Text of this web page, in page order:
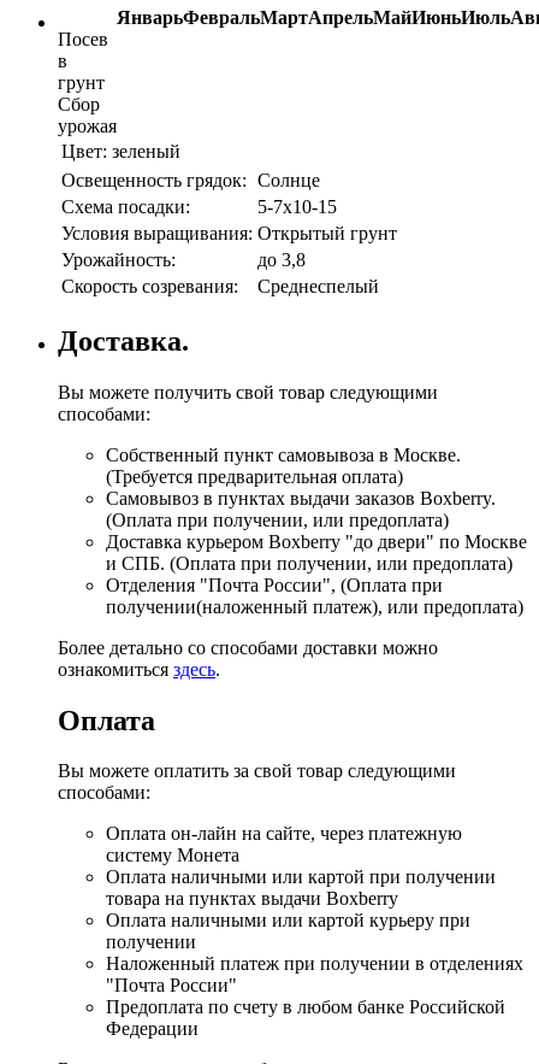
ЯнварьФевральМартАпрельМайИюньИюль
Посев
в
грунт
Сбор
урожая
Цвет: зеленый
Освещенность грядок: Солнце
Схема посадки:
5-7x10-15
Условия выращивания: Открытый грунт
Урожайность:
до 3,8
Скорость созревания:
Среднеспелый
Доставка.
Вы можете получить свой товар следующими
способами:
Собственный пункт самовывоза в Москве.
(Требуется предварительная оплата)
Самовывоз в пунктах выдачи заказов Boxberry.
(Оплата при получении, или предоплата)
Доставка курьером Boxberry "до двери" по Москве
и СПБ. (Оплата при получении, или предоплата)
Отделения "Почта России", (Оплата при
получении(наложенный платеж), или предоплата)
Более детально со способами доставки можно
ознакомиться здесь.
Оплата
Вы можете оплатить за свой товар следующими
способами:
Оплата он-лайн на сайте, через платежную
систему Монета
Оплата наличными или картой при получении
товара на пунктах выдачи Boxberry
Оплата наличными или картой курьеру при
получении
Наложенный платеж при получении в отделениях
"Почта России"
Предоплата по счету в любом банке Российской
Федерации